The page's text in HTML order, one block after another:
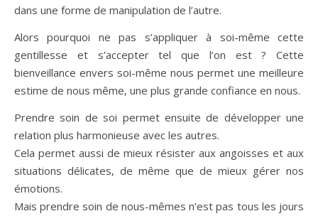
dans une forme de manipulation de l’autre.
Alors pourquoi ne pas s’appliquer à soi-même cette
gentillesse et s’accepter tel que l’on est ? Cette
bienveillance envers soi-même nous permet une meilleure
estime de nous même, une plus grande confiance en nous.
Prendre soin de soi permet ensuite de développer une
relation plus harmonieuse avec les autres.
Cela permet aussi de mieux résister aux angoisses et aux
situations délicates, de même que de mieux gérer nos
émotions.
Mais prendre soin de nous-mêmes n’est pas tous les jours